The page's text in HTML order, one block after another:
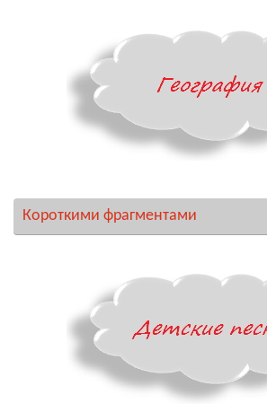
Короткими фрагментами